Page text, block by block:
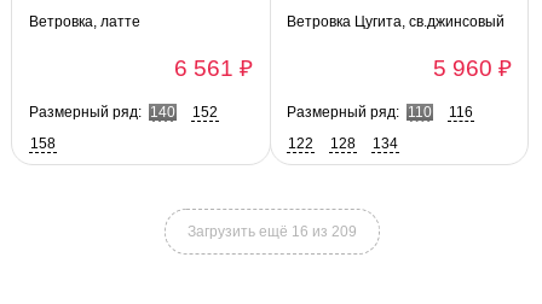
Ветровка, латте
6 561 ₽
Размерный ряд: 140
152
158
Ветровка Цугита, св.джинсовый
5 960 ₽
Размерный ряд: 110
116
122
128 134
Загрузить ещё 16 из 209